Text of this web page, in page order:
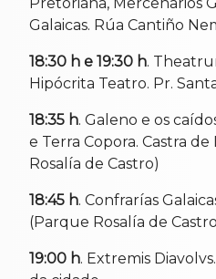
Pretoriana, Mercenarios
Galaicas. Rúa Cantiño
18:30 h e 19:30 h.
Hipócrita Teatro. Pr.
18:35 h. Galeno e os
e Terra Copora. Castra
Rosalía de Castro)
18:45 h. Confrarías
(Parque Rosalía de
19:00 h. Extremis